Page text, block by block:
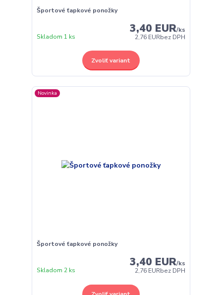
Športové ťapkové ponožky
3,40 EUR/ks
2,76 EURbez DPH
Skladom 1 ks
Zvoliť variant
Novinka
Športové ťapkové ponožky
3,40 EUR/ks
2,76 EURbez DPH
Skladom 2 ks